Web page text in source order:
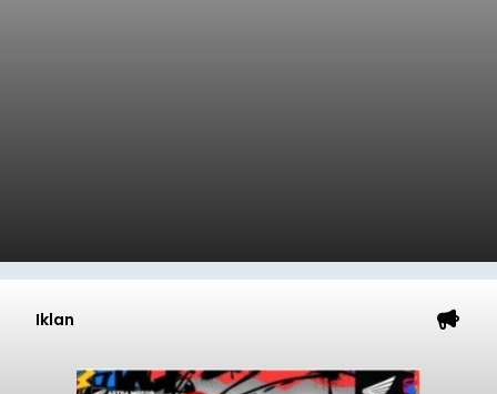
Iklan